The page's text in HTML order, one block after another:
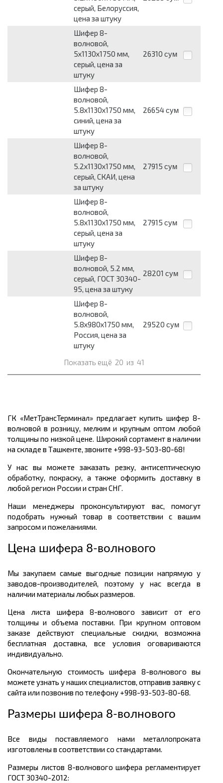
серый, Белоруссия,
цена за штуку
Шифер 8-
волновой,
5х1130х1750 мм,
серый, цена за
штуку
26310 сум
Шифер 8-
волновой,
5.8х1130х1750 мм,
синий, цена за
штуку
26654 сум
Шифер 8-
волновой,
5.2х1130х1750 мм,
серый, СКАИ, цена
за штуку
27915 сум
Шифер 8-
волновой,
5.8х1130х1750 мм,
серый, цена за
штуку
27915 сум
Шифер 8-
волновой, 5.2 мм,
серый, ГОСТ 30340-
95, цена за штуку
28201 сум
Шифер 8-
волновой,
5.8х980х1750 мм,
Россия, цена за
штуку
29520 сум
Показать ещё 20 из 41
ГК «МетТрансТерминал» предлагает купить шифер 8-
волновой в розницу, мелким и крупным оптом любой
толщины по низкой цене. Широкий сортамент в наличии
на складе в Ташкенте, звоните +998-93-503-80-68!
У нас вы можете заказать резку, антисептическую
обработку, покраску, а также оформить доставку в
любой регион России и стран СНГ.
Наши менеджеры проконсультируют вас, помогут
подобрать нужный товар в соответствии с вашим
запросом и пожеланиями.
Цена шифера 8-волнового
Мы закупаем самые выгодные позиции напрямую у
заводов-производителей, поэтому у нас всегда в
наличии материалы любых размеров.
Цена листа шифера 8-волнового зависит от его
толщины и объема поставки. При крупном оптовом
заказе действуют специальные скидки, возможна
бесплатная доставка, все условия оговариваются
индивидуально.
Окончательную стоимость шифера 8-волнового вы
можете узнать у наших специалистов, отправив заявку с
сайта или позвонив по телефону +998-93-503-80-68.
Размеры шифера 8-волнового
Все виды поставляемого нами металлопроката
изготовлены в соответствии со стандартами.
Размеры листов 8-волнового шифера регламентирует
ГОСТ 30340-2012: